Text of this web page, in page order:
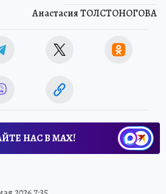
Анастасия ТОЛСТОНОГОВА
НАС В МАХ!